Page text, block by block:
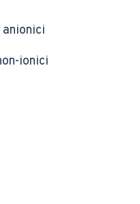
ionici